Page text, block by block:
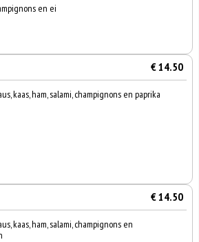
en ei
€ 14.50
kaas, ham, salami, champignons en paprika
€ 14.50
kaas, ham, salami, champignons en